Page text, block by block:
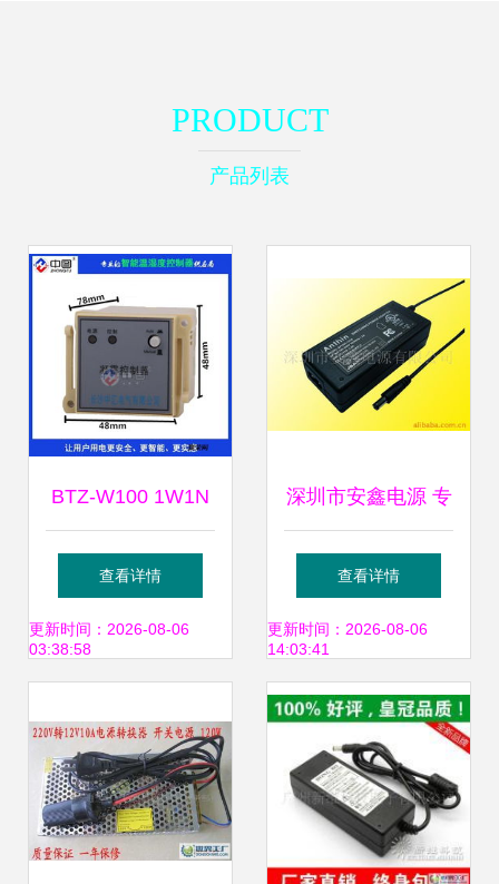
PRODUCT
产品列表
BTZ-W100 1W1N
温湿度控制仪说明
书
查看详情
更新时间：2026-08-06
03:38:58
深圳市安鑫电源 专
注变压器配件，赋
能电力行业新发展
查看详情
更新时间：2026-08-06
14:03:41